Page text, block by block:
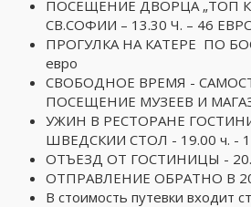
ПОСЕЩЕНИЕ ДВОРЦА „ТОП
СВ.СОФИИ – 13.30 Ч. – 46
ПРОГУЛКА НА КАТЕРЕ ПО
евро
СВОБОДНОЕ ВРЕМЯ -
ПОСЕЩЕНИЕ МУЗЕЕВ И
УЖИН В РЕСТОРАНЕ
ШВЕДСКИИ СТОЛ - 19.00 ч. -
ОТЪЕЗД ОТ ГОСТИНИЦЫ -
ОТПРАВЛЕНИЕ ОБРАТНО В
В стоимость путевки входит